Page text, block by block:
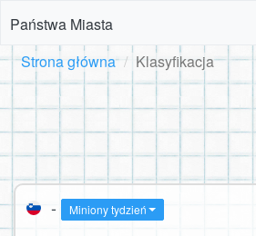
Państwa Miasta
Strona główna Klasyfikacja
- Miniony tydzień